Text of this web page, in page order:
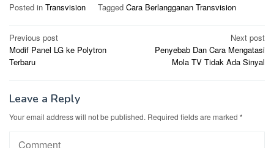
Posted in Transvision Tagged Cara Berlangganan Transvision
Post
navigation
Previous post
Modif Panel LG ke Polytron
Terbaru
Next post
Penyebab Dan Cara Mengatasi
Mola TV Tidak Ada Sinyal
Leave a Reply
Your email address will not be published. Required fields are marked *